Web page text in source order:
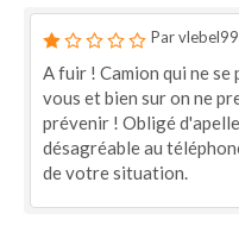
Par vlebel99
A fuir ! Camion qui ne
vous et bien sur on ne
prévenir ! Obligé
désagréable au
de votre situation.